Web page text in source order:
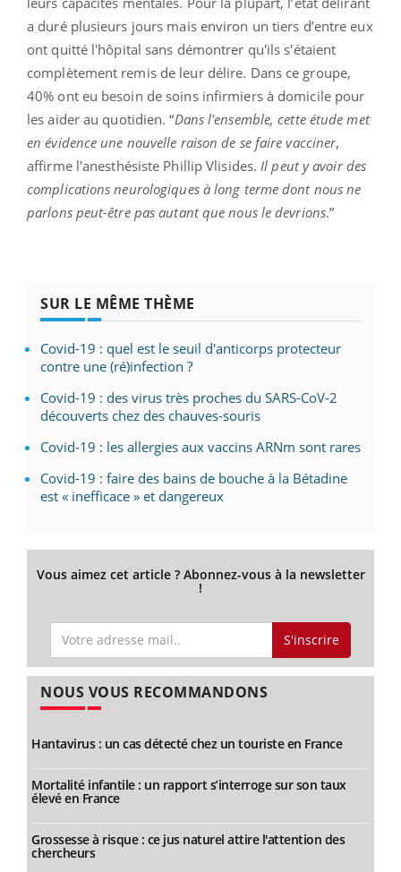
a duré plusieurs jours mais environ un tiers d’entre eux
ont quitté l'hôpital sans démontrer qu'ils s'étaient
complètement remis de leur délire. Dans ce groupe,
40% ont eu besoin de soins infirmiers à domicile pour
les aider au quotidien. “Dans l'ensemble, cette étude met
en évidence une nouvelle raison de se faire vacciner,
affirme l'anesthésiste Phillip Vlisides.Il peut y avoir des
complications neurologiques à long terme dont nous ne
parlons peut-être pas autant que nous le devrions.”
SUR LE MÊME THÈME
Covid-19 : quel est le seuil d'anticorps protecteur
contre une (ré)infection ?
Covid-19 : des virus très proches du SARS-CoV-2
découverts chez des chauves-souris
Covid-19 : les allergies aux vaccins ARNm sont rares
Covid-19 : faire des bains de bouche à la Bétadine
est « inefficace » et dangereux
Vous aimez cet article ? Abonnez-vous à la newsletter
!
S'inscrire
NOUS VOUS RECOMMANDONS
Hantavirus : un cas détecté chez un touriste en France
Mortalité infantile : un rapport s’interroge sur son taux
élevé en France
Grossesse à risque : ce jus naturel attire l'attention des
chercheurs